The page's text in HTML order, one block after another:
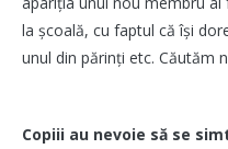
la școală, cu faptul că își
unul din părinți etc. Căutăm
Copiii au nevoie să se